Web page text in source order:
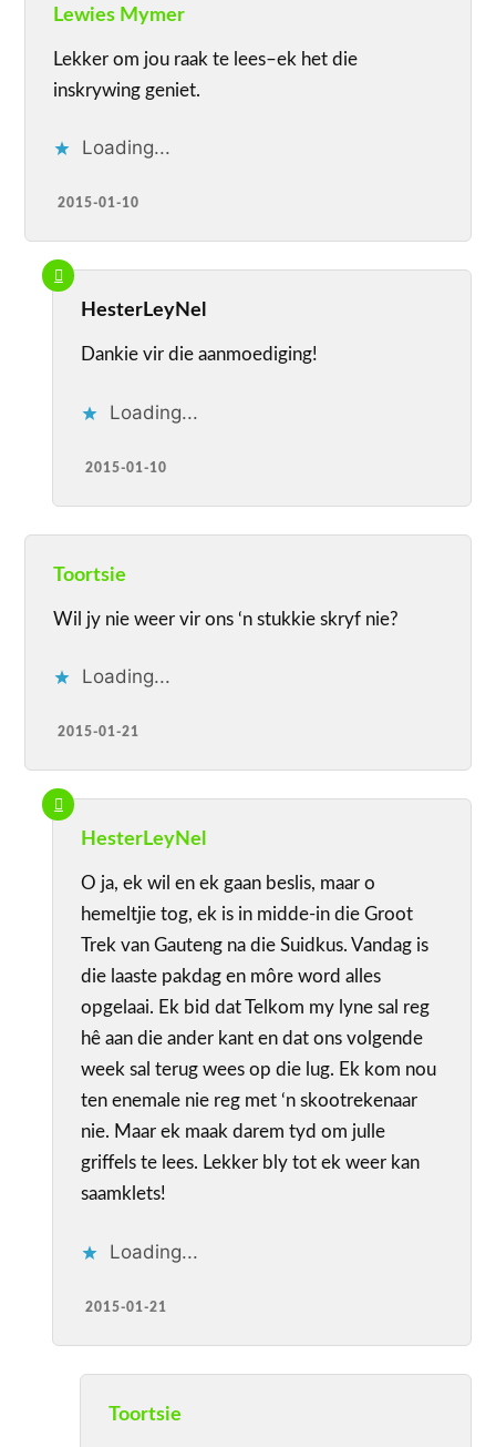
Lewies Mymer
Lekker om jou raak te lees–ek het die
inskrywing geniet.
Loading...
2015-01-10
HesterLeyNel
Dankie vir die aanmoediging!
Loading...
2015-01-10
Toortsie
Wil jy nie weer vir ons ‘n stukkie skryf nie?
Loading...
2015-01-21
HesterLeyNel
O ja, ek wil en ek gaan beslis, maar o
hemeltjie tog, ek is in midde-in die Groot
Trek van Gauteng na die Suidkus. Vandag is
die laaste pakdag en môre word alles
opgelaai. Ek bid dat Telkom my lyne sal reg
hê aan die ander kant en dat ons volgende
week sal terug wees op die lug. Ek kom nou
ten enemale nie reg met ‘n skootrekenaar
nie. Maar ek maak darem tyd om julle
griffels te lees. Lekker bly tot ek weer kan
saamklets!
Loading...
2015-01-21
Toortsie